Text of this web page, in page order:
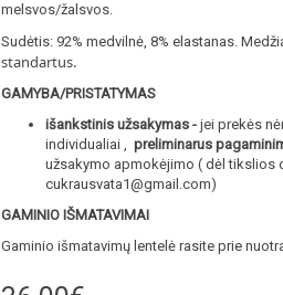
melsvos/žalsvos.
Sudėtis: 92% medvilnė, 8% elastanas.
standartus.
GAMYBA/PRISTATYMAS
išankstinis užsakymas -jei prekės
individualiai , preliminarus
užsakymo apmokėjimo ( dėl tikslios
cukrausvata1@gmail.com)
GAMINIO IŠMATAVIMAI
Gaminio išmatavimų lentelė rasite prie